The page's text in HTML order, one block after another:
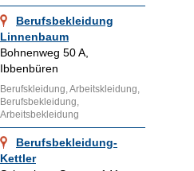
Berufsbekleidung
Linnenbaum
Bohnenweg 50 A,
Ibbenbüren
Berufskleidung, Arbeitskleidung,
Berufsbekleidung,
Arbeitsbekleidung
Berufsbekleidung-
Kettler